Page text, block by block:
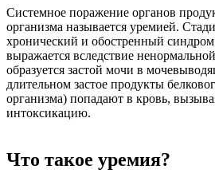
Системное поражение органов
организма называется уремией.
хронический и обостренный
выражается вследствие
образуется застой мочи в
длительном застое продукты
организма) попадают в кровь,
интоксикацию.
Что такое уремия?